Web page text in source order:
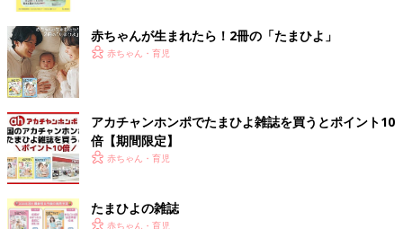
ネスレ ミロ
子どもから大人までみんな大好きなミロ。どこにでも売っていま
すが、コストコは安いです。大容量パックなので家族みんなで飲
めます。不定期で値下げになる期間もあるので、そのときを狙っ
て買えば、とてもおトクに入手することができますよ。
豚ひき肉
赤ちゃんが生まれたら！2冊の「たまひよ」
赤ちゃん・育児
アカチャンホンポでたまひよ雑誌を買うとポイント10
倍【期間限定】
赤ちゃん・育児
たまひよの雑誌
赤ちゃん・育児